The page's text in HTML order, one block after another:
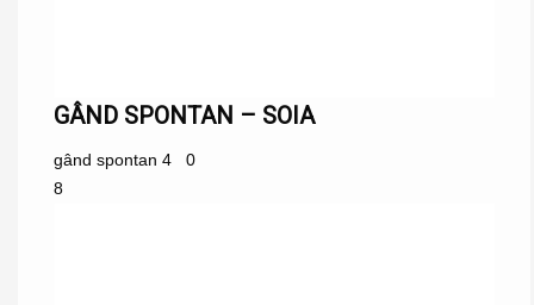
GÂND SPONTAN – SOIA
gând spontan 4
0
8